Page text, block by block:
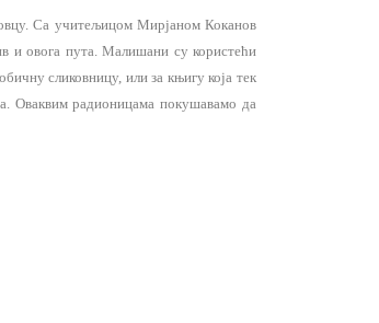
Са учитељицом Мирјаном Коканов
и овога пута. Малишани су користећи
сликовницу, или за књигу која тек
Оваквим радионицама покушавамо да